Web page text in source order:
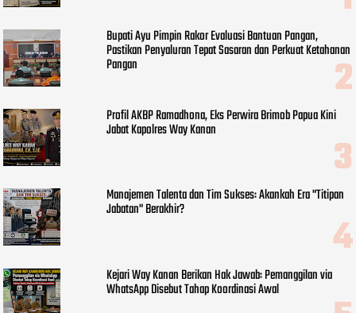
Bupati Ayu Pimpin Rakor Evaluasi Bantuan Pangan,
Pastikan Penyaluran Tepat Sasaran dan Perkuat Ketahanan
Pangan
Profil AKBP Ramadhona, Eks Perwira Brimob Papua Kini
Jabat Kapolres Way Kanan
Manajemen Talenta dan Tim Sukses: Akankah Era "Titipan
Jabatan" Berakhir?
Kejari Way Kanan Berikan Hak Jawab: Pemanggilan via
WhatsApp Disebut Tahap Koordinasi Awal